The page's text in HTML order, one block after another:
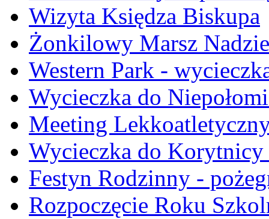
Wizyta Księdza Biskupa
Żonkilowy Marsz
Western Park -
Wycieczka do
Meeting
Wycieczka do
Festyn Rodzinny -
Rozpoczęcie Roku